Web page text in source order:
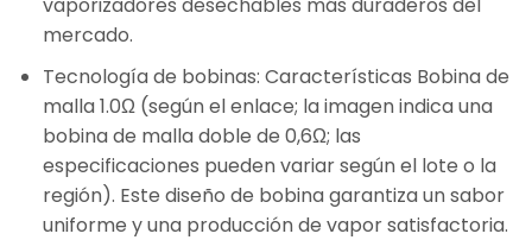
vaporizadores desechables más duraderos del
mercado.
Tecnología de bobinas: Características Bobina de
malla 1.0Ω(según el enlace; la imagen indica una
bobina de malla doble de 0,6Ω; las
especificaciones pueden variar según el lote o la
región). Este diseño de bobina garantiza un sabor
uniforme y una producción de vapor satisfactoria.